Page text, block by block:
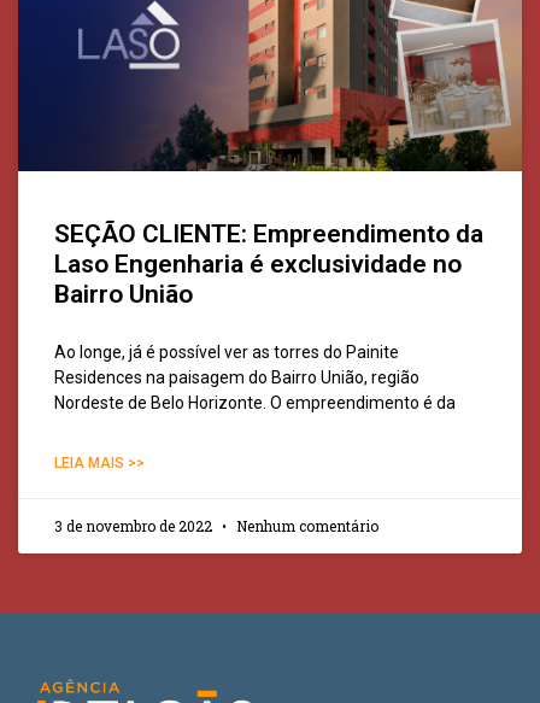
SEÇÃO CLIENTE: Empreendimento da
Laso Engenharia é exclusividade no
Bairro União
Ao longe, já é possível ver as torres do Painite
Residences na paisagem do Bairro União, região
Nordeste de Belo Horizonte. O empreendimento é da
LEIA MAIS >>
3 de novembro de 2022 Nenhum comentário